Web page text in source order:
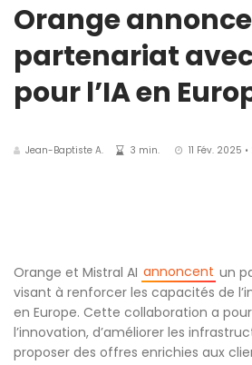
Orange
partenariat
pour l’IA en
Jean-Baptiste A. 3 min. 11 Fév. 2025
Orange et Mistral AI annoncent un
visant à renforcer les capacités de
en Europe. Cette collaboration a
l’innovation, d’améliorer les
proposer des offres enrichies aux